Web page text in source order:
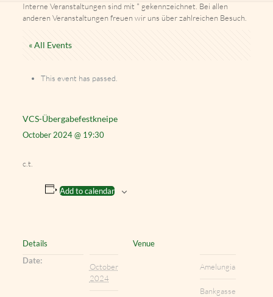
Interne Veranstaltungen sind mit * gekennzeichnet. Bei allen
anderen Veranstaltungen freuen wir uns über zahlreichen Besuch.
« All Events
This event has passed.
VCS-Übergabefestkneipe
October 2024 @ 19:30
c.t.
Add to calendar
Details
Date:
October
2024
Venue
Amelungia
Bankgasse